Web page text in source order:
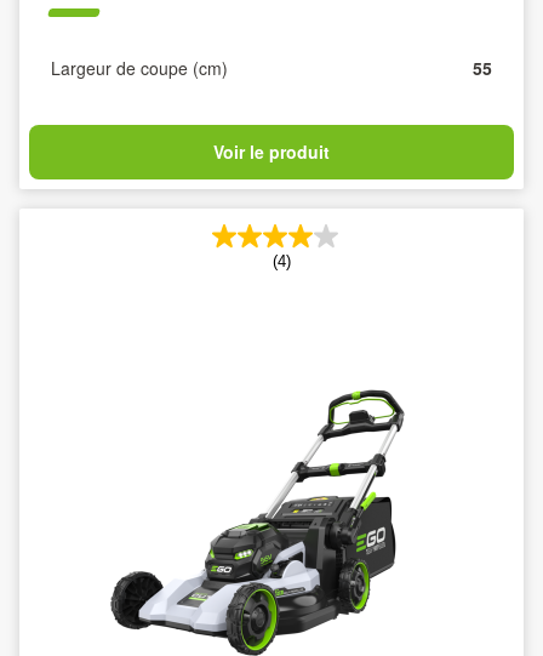
Largeur de coupe (cm) 55
Voir le produit
(4)